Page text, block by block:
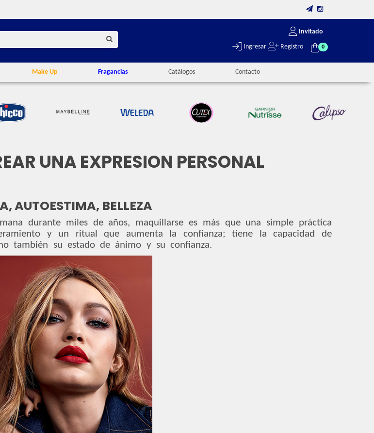
Invitado
Ingresar Registro 0
Make Up Fragancias Catálogos Contacto
UNA EXPRESION PERSONAL
AUTOESTIMA, BELLEZA
durante miles de años, maquillarse es más que una simple práctica
y un ritual que aumenta la confianza; tiene la capacidad de
también su estado de ánimo y su confianza.